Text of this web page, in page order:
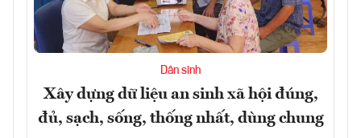
Dân sinh
Xây dựng dữ liệu an sinh xã hội đúng,
đủ, sạch, sống, thống nhất, dùng chung